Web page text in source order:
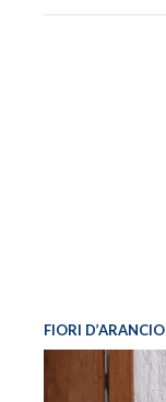
FIORI D’ARANCIO